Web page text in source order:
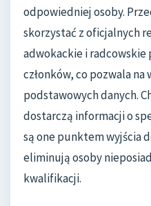
odpowiedniej osoby.
skorzystać z oficjalnych
adwokackie i
członków, co pozwala
podstawowych danych.
dostarczą informacji o
są one punktem wyjścia
eliminują osoby
kwalifikacji.